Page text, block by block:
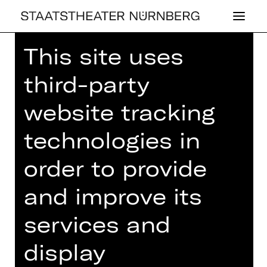
Home>House> Artists> Raffaela
Lintl
OPERA
RAF­FAE­LA LINTL
Sopranistin
Raffaela Lintl studierte in Weimar,
This site uses
third-party
website tracking
technologies in
order to provide
and improve its
services and
display